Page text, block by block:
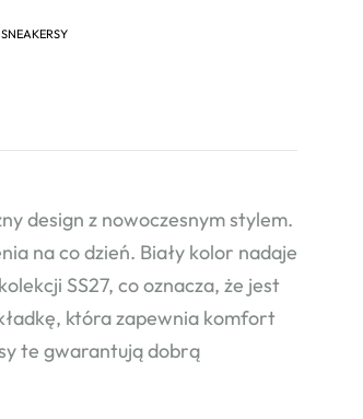
SNEAKERSY
design z nowoczesnym stylem.
na co dzień. Biały kolor nadaje
SS27, co oznacza, że jest
która zapewnia komfort
te gwarantują dobrą